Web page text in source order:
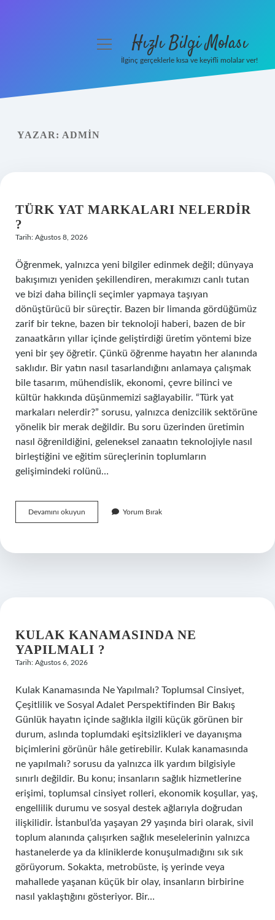
Yasal Uyarı
menüyüHızlı Bilgi Molası
İlginç gerçeklerle kısa ve keyifli molalar ver!
YAZAR: ADMIN
TÜRK YAT MARKALARI NELERDIR
?
Tarih: Ağustos 8, 2026
Öğrenmek, yalnızca yeni bilgiler edinmek değil; dünyaya
bakışımızı yeniden şekillendiren, merakımızı canlı tutan
ve bizi daha bilinçli seçimler yapmaya taşıyan
dönüştürücü bir süreçtir. Bazen bir limanda gördüğümüz
zarif bir tekne, bazen bir teknoloji haberi, bazen de bir
zanaatkârın yıllar içinde geliştirdiği üretim yöntemi bize
yeni bir şey öğretir. Çünkü öğrenme hayatın her alanında
saklıdır. Bir yatın nasıl tasarlandığını anlamaya çalışmak
bile tasarım, mühendislik, ekonomi, çevre bilinci ve
kültür hakkında düşünmemizi sağlayabilir. “Türk yat
markaları nelerdir?” sorusu, yalnızca denizcilik sektörüne
yönelik bir merak değildir. Bu soru üzerinden üretimin
nasıl öğrenildiğini, geleneksel zanaatın teknolojiyle nasıl
birleştiğini ve eğitim süreçlerinin toplumların
gelişimindeki rolünü…
Devamını okuyun
yat
?
Yorum Bırak
KULAK KANAMASINDA NE
YAPILMALI ?
Tarih: Ağustos 6, 2026
Kulak Kanamasında Ne Yapılmalı? Toplumsal Cinsiyet,
Çeşitlilik ve Sosyal Adalet Perspektifinden Bir Bakış
Günlük hayatın içinde sağlıkla ilgili küçük görünen bir
durum, aslında toplumdaki eşitsizlikleri ve dayanışma
biçimlerini görünür hâle getirebilir. Kulak kanamasında
ne yapılmalı? sorusu da yalnızca ilk yardım bilgisiyle
sınırlı değildir. Bu konu; insanların sağlık hizmetlerine
erişimi, toplumsal cinsiyet rolleri, ekonomik koşullar, yaş,
engellilik durumu ve sosyal destek ağlarıyla doğrudan
ilişkilidir. İstanbul’da yaşayan 29 yaşında biri olarak, sivil
toplum alanında çalışırken sağlık meselelerinin yalnızca
hastanelerde ya da kliniklerde konuşulmadığını sık sık
görüyorum. Sokakta, metrobüste, iş yerinde veya
mahallede yaşanan küçük bir olay, insanların birbirine
nasıl yaklaştığını gösteriyor. Bir…